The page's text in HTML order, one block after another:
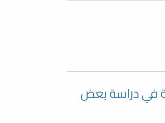
في دراسة بعض